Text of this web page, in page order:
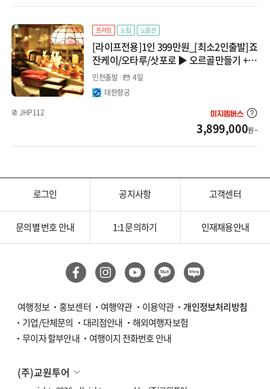
프라임 노팁 노옵션
[라이프전용]1인 399만원_[최소2인출발]죠
잔케이/오타루/삿포로 ▶ 오르골만들기 +
가족맞춤여행
인천출발
4일
대한항공
JHP112
3,899,000원 ~
로그인 공지사항 고객센터
문의별 번호 안내 1:1 문의하기 인재채용안내
여행정보 홍보센터 여행약관 이용약관
개인정보처리방침
기업/단체문의
대리점안내
해외여행자보험
무이자 할부안내
여행이지 전화번호 안내
(주)교원투어